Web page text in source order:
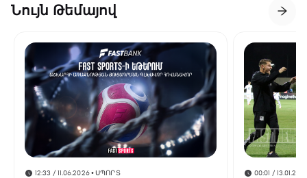
Նույն Թեմայով
12:33 / 11.06.2026• ՍՊՈՐՏ 00:01 /